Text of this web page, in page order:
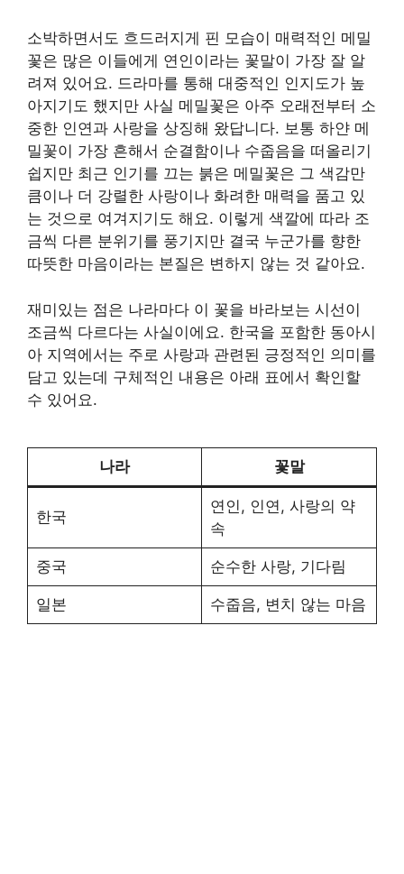
소박하면서도 흐드러지게 핀 모습이 매력적인 메밀
꽃은 많은 이들에게 연인이라는 꽃말이 가장 잘 알
려져 있어요. 드라마를 통해 대중적인 인지도가 높
아지기도 했지만 사실 메밀꽃은 아주 오래전부터 소
중한 인연과 사랑을 상징해 왔답니다. 보통 하얀 메
밀꽃이 가장 흔해서 순결함이나 수줍음을 떠올리기
쉽지만 최근 인기를 끄는 붉은 메밀꽃은 그 색감만
큼이나 더 강렬한 사랑이나 화려한 매력을 품고 있
는 것으로 여겨지기도 해요. 이렇게 색깔에 따라 조
금씩 다른 분위기를 풍기지만 결국 누군가를 향한
따뜻한 마음이라는 본질은 변하지 않는 것 같아요.
재미있는 점은 나라마다 이 꽃을 바라보는 시선이
조금씩 다르다는 사실이에요. 한국을 포함한 동아시
아 지역에서는 주로 사랑과 관련된 긍정적인 의미를
담고 있는데 구체적인 내용은 아래 표에서 확인할
수 있어요.
나라 꽃말
한국
연인, 인연, 사랑의 약
속
중국 순수한 사랑, 기다림
일본 수줍음, 변치 않는 마음